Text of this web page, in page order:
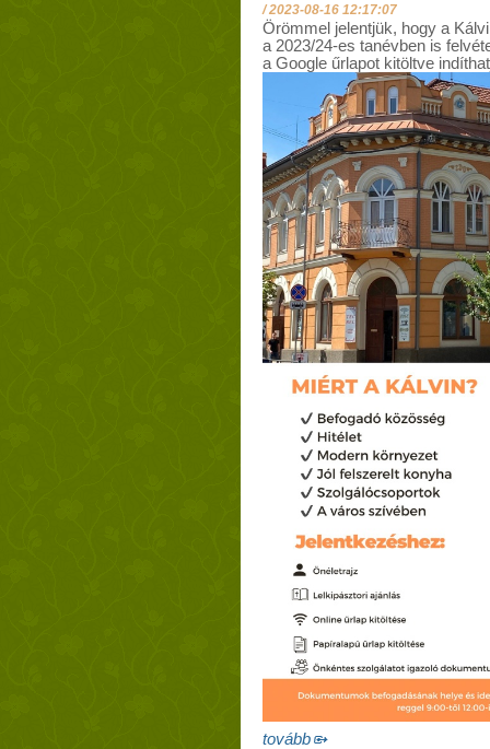
/2023-08-16 12:17:07
Örömmel jelentjük, hogy a
a 2023/24-es tanévben is
a Google űrlapot kitöltve
tovább